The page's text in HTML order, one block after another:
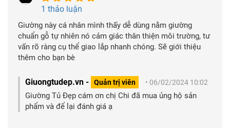
1 thảo luận
Giường này cá nhân mình thấy dễ dùng nằm giường
chuẩn gỗ tự nhiên nó cảm giác thân thiện môi trường, tư
vấn rõ ràng cụ thể giao lắp nhanh chóng. Sẽ giới thiệu
thêm cho bạn bè
Giuongtudep.vn - Quản trị viên • 06/02/2024 10:02
Giường Tủ Đẹp cám ơn chị Chi đã mua ủng hộ sản
phẩm và để lại đánh giá ạ